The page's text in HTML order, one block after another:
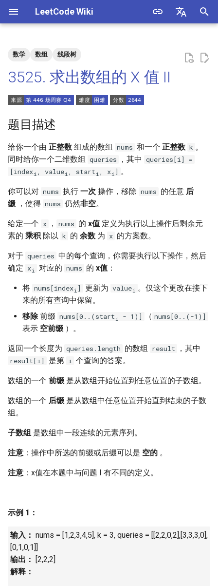
LeetCode Wiki
在
始
化
搜
引
7. 重建二叉树
9. 用两个栈实现队列
10.1. 斐波那契数列
10.2. 青蛙跳台阶问题
11. 旋转数组的最小数字
13. 机器人的运动范围
14.1. 剪绳子
14.2. 剪绳子 II
15. 二进制中 1 的个数
16. 数值的整数次方
18. 删除链表的节点
19. 正则表达式匹配
21. 调整数组顺序使奇数位于
偶数前面
22. 链表中倒数第 k 个节点
数
4. 只出现一次的数字
5. 单词长度的最大乘积
6. 排序数组中两个数字之和
7. 数组中和为 0 的三个数
数组
10. 和为 k 的子数组
11. 和 1 个数相同的子数组
12. 左右两边子数组的和相等
13. 二维子矩阵的和
14. 字符串中的变位词
16. 不含重复字符的最长子字
符串
18. 有效的回文
19. 最多删除一个字符得到回
文
20. 回文子字符串的个数
1.5. 一次编辑
1.6. 字符串压缩
1.7. 旋转矩阵
1.8. 零矩阵
1.9. 字符串轮转
2.2. 返回倒数第 k 个节点
2.3. 删除中间节点
2.4. 分割链表
2.5. 链表求和
2.6. 回文链表
2.8. 环路检测
3.1. 三合一
3.3. 堆盘子
3.4. 化栈为队
3.5. 栈排序
数学 数组 线段树
3525. 求出数组的 X 值 II
题目描述
给你一个由 正整数 组成的数组 nums 和一个 正整数 k 。
同时给你一个二维数组 queries ，其中 queries[i] =
[indexi , valuei , start i , xi ] 。
你可以对 nums 执行 一次 操作，移除 nums 的任意 后
缀 ，使得 nums 仍然非空。
给定一个 x ， nums 的 x值 定义为执行以上操作后剩余元
素的 乘积 除以 k 的 余数 为 x 的方案数。
对于 queries 中的每个查询，你需要执行以下操作，然后
确定 xi 对应的 nums 的 x值：
将 nums[indexi ] 更新为 valuei 。仅这个更改在接下
来的所有查询中保留。
移除前缀 nums[0..(start i - 1)] （ nums[0..(-1)]
表示 空前缀 ）。
返回一个长度为 queries.length 的数组 result ，其中
result[i] 是第 i 个查询的答案。
数组的一个 前缀 是从数组开始位置到任意位置的子数组。
数组的一个 后缀 是从数组中任意位置开始直到结束的子数
组。
子数组 是数组中一段连续的元素序列。
注意 ：操作中所选的前缀或后缀可以是 空的 。
注意 ：x值在本题中与问题 I 有不同的定义。
示例 1：
输入： nums = [1,2,3,4,5], k = 3, queries = [[2,2,0,2],[3,3,3,0],
[0,1,0,1]]
输出：
[2,2,2]
解释：